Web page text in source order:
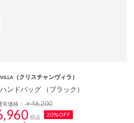
（クリスチャンヴィラ）
ンドバッグ （ブラック）
常価格：￥46,200
税込 20%OFF